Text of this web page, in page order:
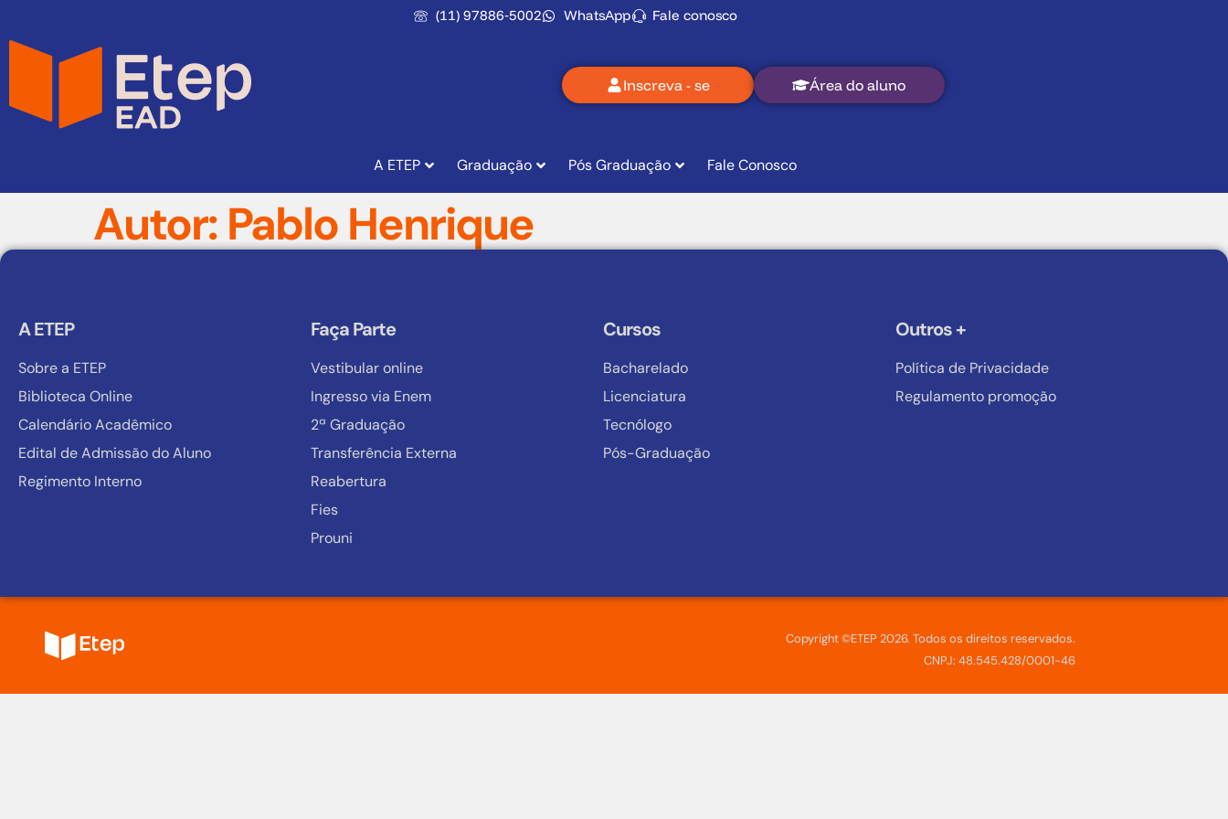
(11) 97886‑5002 WhatsApp Fale conosco
Inscreva - se Área do aluno
A ETEP Graduação Pós Graduação Fale Conosco
Autor: Pablo Henrique
A ETEP
Sobre a ETEP
Biblioteca Online
Calendário Acadêmico
Edital de Admissão do Aluno
Regimento Interno
Faça Parte
Vestibular online
Ingresso via Enem
2ª Graduação
Transferência Externa
Reabertura
Fies
Prouni
Cursos
Bacharelado
Licenciatura
Tecnólogo
Pós-Graduação
Outros +
Política de Privacidade
Regulamento promoção
Copyright ©ETEP 2026. Todos os direitos reservados.
CNPJ: 48.545.428/0001-46